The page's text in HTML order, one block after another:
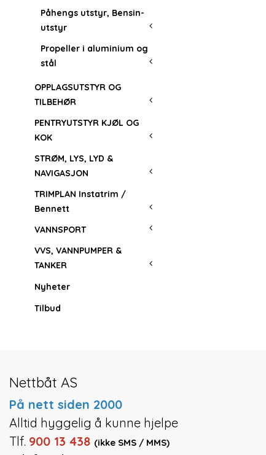
Påhengs utstyr, Bensin-
utstyr
Propeller i aluminium og
stål
OPPLAGSUTSTYR OG
TILBEHØR
PENTRYUTSTYR KJØL OG
KOK
STRØM, LYS, LYD &
NAVIGASJON
TRIMPLAN Instatrim /
Bennett
VANNSPORT
VVS, VANNPUMPER &
TANKER
Nyheter
Tilbud
Nettbåt AS
På nett siden 2000
Alltid hyggelig å kunne hjelpe
Tlf. 900 13 438 (ikke SMS / MMS)